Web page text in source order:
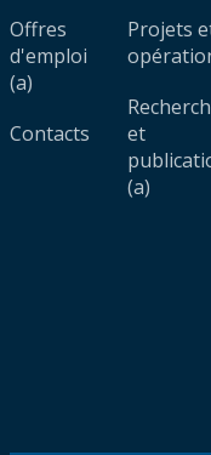
Offres
d'emploi
(a)
Contacts
Projets
et
(a)